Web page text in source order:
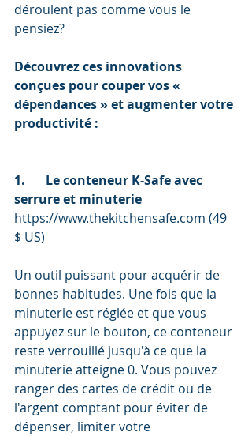
déroulent pas comme vous le
pensiez?
Découvrez ces innovations
conçues pour couper vos «
dépendances » et augmenter votre
productivité :
1.	Le conteneur K-Safe avec
serrure et minuterie
https://www.thekitchensafe.com (49
$ US)
Un outil puissant pour acquérir de
bonnes habitudes. Une fois que la
minuterie est réglée et que vous
appuyez sur le bouton, ce conteneur
reste verrouillé jusqu'à ce que la
minuterie atteigne 0. Vous pouvez
ranger des cartes de crédit ou de
l'argent comptant pour éviter de
dépenser, limiter votre